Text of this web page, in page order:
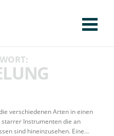
verschiedenen Arten in einen
Instrumenten die an
sind hineinzusehen. Eine…